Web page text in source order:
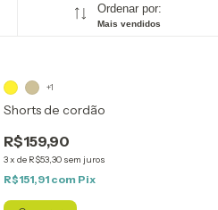
Ordenar por:
Mais vendidos
Shorts de cordão
R$159,90
3x de R$53,30 sem juros
R$151,91 com Pix
+1